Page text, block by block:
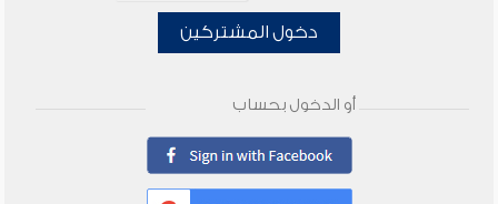
دخول المشتركين
أو الدخول بحساب